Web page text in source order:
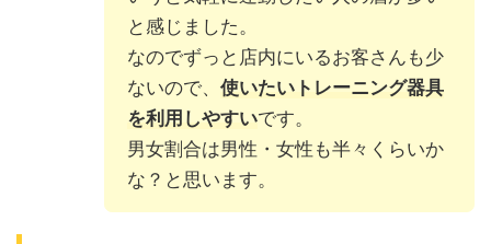
と感じました。
なのでずっと店内にいるお客さんも少
ないので、 使いたいトレーニング器具
を利用しやすいです。
男女割合は男性・女性も半々くらいか
な？と思います。